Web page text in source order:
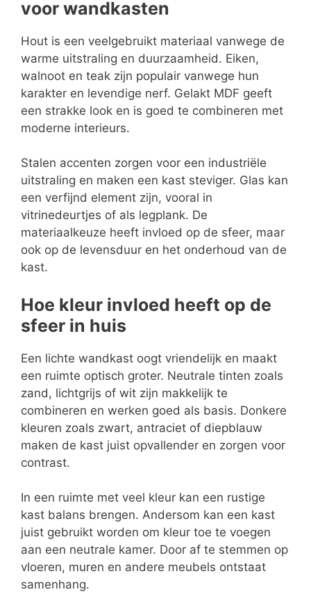
voor wandkasten
Hout is een veelgebruikt materiaal vanwege de
warme uitstraling en duurzaamheid. Eiken,
walnoot en teak zijn populair vanwege hun
karakter en levendige nerf. Gelakt MDF geeft
een strakke look en is goed te combineren met
moderne interieurs.
Stalen accenten zorgen voor een industriële
uitstraling en maken een kast steviger. Glas kan
een verfijnd element zijn, vooral in
vitrinedeurtjes of als legplank. De
materiaalkeuze heeft invloed op de sfeer, maar
ook op de levensduur en het onderhoud van de
kast.
Hoe kleur invloed heeft op de
sfeer in huis
Een lichte wandkast oogt vriendelijk en maakt
een ruimte optisch groter. Neutrale tinten zoals
zand, lichtgrijs of wit zijn makkelijk te
combineren en werken goed als basis. Donkere
kleuren zoals zwart, antraciet of diepblauw
maken de kast juist opvallender en zorgen voor
contrast.
In een ruimte met veel kleur kan een rustige
kast balans brengen. Andersom kan een kast
juist gebruikt worden om kleur toe te voegen
aan een neutrale kamer. Door af te stemmen op
vloeren, muren en andere meubels ontstaat
samenhang.